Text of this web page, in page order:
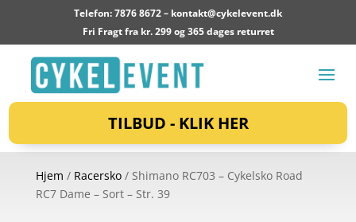
Telefon: 7876 8672 – kontakt@cykelevent.dk
Fri Fragt fra kr. 299 og 365 dages returret
TILBUD - KLIK HER
Hjem / Racersko/ Shimano RC703 – Cykelsko Road
RC7 Dame – Sort – Str. 39